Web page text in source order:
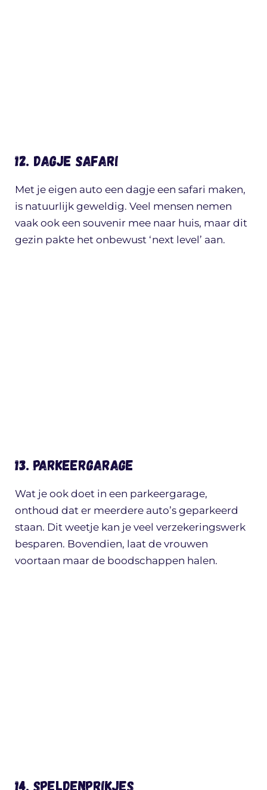
12. Dagje safari
Met je eigen auto een dagje een safari maken,
is natuurlijk geweldig. Veel mensen nemen
vaak ook een souvenir mee naar huis, maar dit
gezin pakte het onbewust ‘next level’ aan.
13. Parkeergarage
Wat je ook doet in een parkeergarage,
onthoud dat er meerdere auto’s geparkeerd
staan. Dit weetje kan je veel verzekeringswerk
besparen. Bovendien, laat de vrouwen
voortaan maar de boodschappen halen.
14. Speldenprikjes